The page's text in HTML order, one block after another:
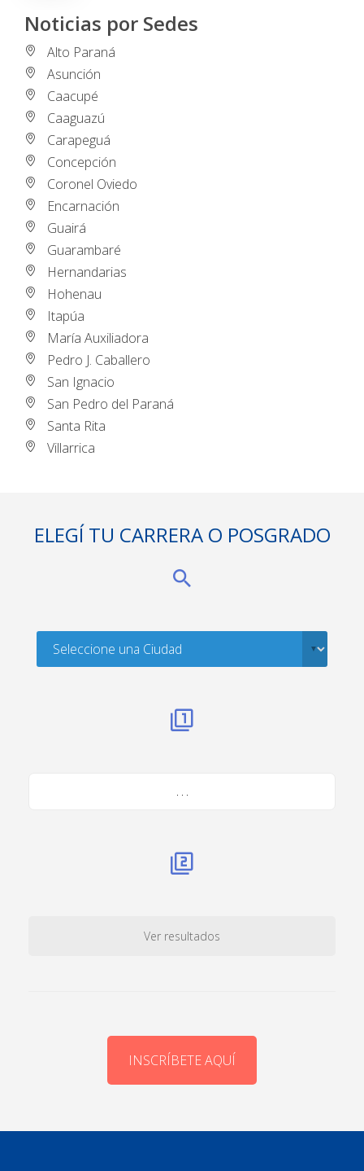
Noticias por Sedes
Alto Paraná
Asunción
Caacupé
Caaguazú
Carapeguá
Concepción
Coronel Oviedo
Encarnación
Guairá
Guarambaré
Hernandarias
Hohenau
Itapúa
María Auxiliadora
Pedro J. Caballero
San Ignacio
San Pedro del Paraná
Santa Rita
Villarrica
ELEGÍ TU CARRERA O POSGRADO
Ver resultados
INSCRÍBETE AQUÍ